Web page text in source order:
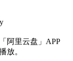
阿里云盘」APP
放。